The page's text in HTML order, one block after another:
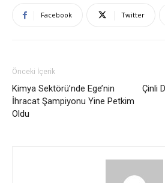
Facebook Twitter
Önceki İçerik
Kimya Sektörü’nde Ege’nin
İhracat Şampiyonu Yine Petkim
Oldu
Çinli